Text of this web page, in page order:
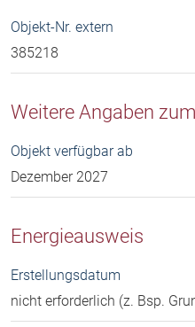
Objekt-Nr. extern
385218
Weitere Angaben
Objekt verfügbar ab
Dezember 2027
Energieausweis
Erstellungsdatum
nicht erforderlich (z. Bsp.